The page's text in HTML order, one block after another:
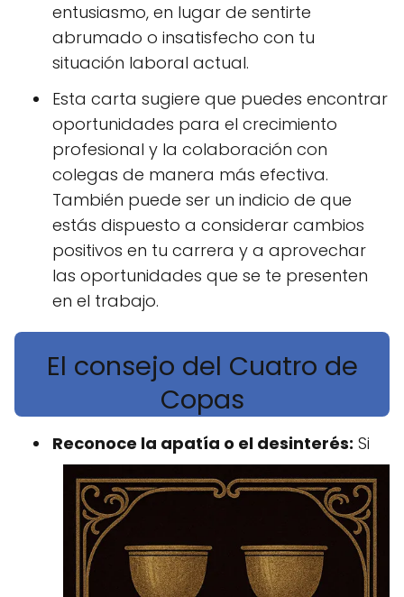
entusiasmo, en lugar de sentirte
abrumado o insatisfecho con tu
situación laboral actual.
Esta carta sugiere que puedes encontrar
oportunidades para el crecimiento
profesional y la colaboración con
colegas de manera más efectiva.
También puede ser un indicio de que
estás dispuesto a considerar cambios
positivos en tu carrera y a aprovechar
las oportunidades que se te presenten
en el trabajo.
El consejo del Cuatro de
Copas
Reconoce la apatía o el desinterés: Si